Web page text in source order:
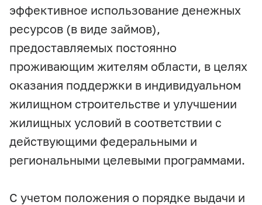
эффективное использование денежных
ресурсов (в виде займов),
предоставляемых постоянно
проживающим жителям области, в целях
оказания поддержки в индивидуальном
жилищном строительстве и улучшении
жилищных условий в соответствии с
действующими федеральными и
региональными целевыми программами.
С учетом положения о порядке выдачи и